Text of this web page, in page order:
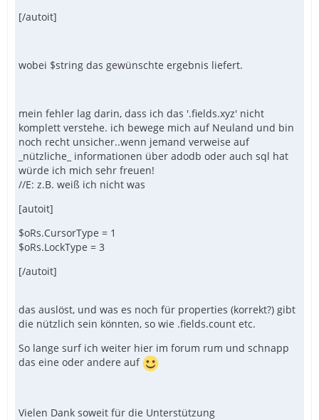
[/autoit]
wobei $string das gewünschte ergebnis liefert.
mein fehler lag darin, dass ich das '.fields.xyz' nicht
komplett verstehe. ich bewege mich auf Neuland und bin
noch recht unsicher..wenn jemand verweise auf
_nützliche_ informationen über adodb oder auch sql hat
würde ich mich sehr freuen!
//E: z.B. weiß ich nicht was
[autoit]
$oRs.CursorType = 1
$oRs.LockType = 3
[/autoit]
das auslöst, und was es noch für properties (korrekt?) gibt
die nützlich sein könnten, so wie .fields.count etc.
So lange surf ich weiter hier im forum rum und schnapp
das eine oder andere auf
Vielen Dank soweit für die Unterstützung